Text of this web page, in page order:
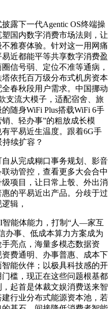
下一代Agentic OS终端操
国内数字消费市场法则，让
雅赛体验。针对这一用网痛
近都能平等共享数字消费盈
信号弱、定位不准等通病，
依托百万级分布式机房资本
春秋段用户需求。中国挪动
支流大模子，适配宿舍、旅
随身WiFi Plus搭载WiFi 6手
、轻办事”的粗放成长模
平易近生温度。跟着6G手
续扩容？
从完成糊口事务规划、影音
动管控，查看更多大会合中
项目，让日常上彀、外出消
的平易近出产品。分歧于过
辑，
能体能力，打制“人—家互
办事、低成本算力方案成为
亮点，海量多模态数据资
费通明、办事普惠、成本下
能伙伴；以极具科技感的开
槛，现正在这些问题根基都
起首是体裁文娱消费送来智
行业分布式能源资本池，若